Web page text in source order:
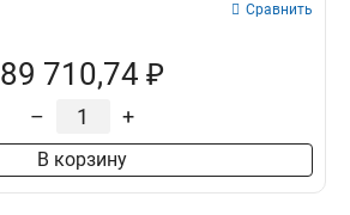
Сравнить
89 710,74 ₽
– +
В корзину